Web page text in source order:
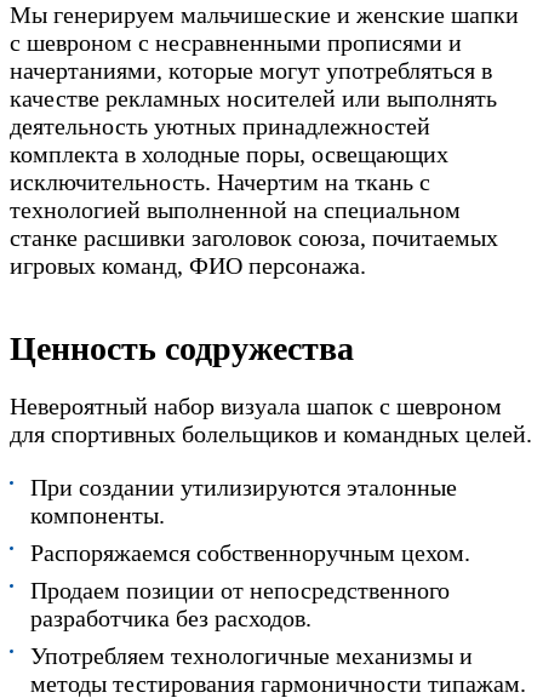
Мы генерируем мальчишеские и женские шапки
с шевроном с несравненными прописями и
начертаниями, которые могут употребляться в
качестве рекламных носителей или выполнять
деятельность уютных принадлежностей
комплекта в холодные поры, освещающих
исключительность. Начертим на ткань с
технологией выполненной на специальном
станке расшивки заголовок союза, почитаемых
игровых команд, ФИО персонажа.
Ценность содружества
Невероятный набор визуала шапок с шевроном
для спортивных болельщиков и командных целей.
При создании утилизируются эталонные
компоненты.
Распоряжаемся собственноручным цехом.
Продаем позиции от непосредственного
разработчика без расходов.
Употребляем технологичные механизмы и
методы тестирования гармоничности типажам.